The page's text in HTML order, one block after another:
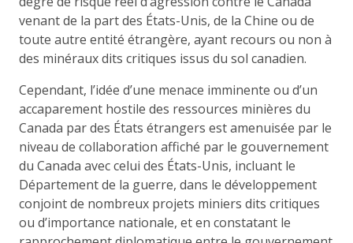
venant de la part des États-Unis, de la Chine ou de
toute autre entité étrangère, ayant recours ou non à
des minéraux dits critiques issus du sol canadien.
Cependant, l’idée d’une menace imminente ou d’un
accaparement hostile des ressources minières du
Canada par des États étrangers est amenuisée par le
niveau de collaboration affiché par le gouvernement
du Canada avec celui des États-Unis, incluant le
Département de la guerre, dans le développement
conjoint de nombreux projets miniers dits critiques
ou d’importance nationale, et en constatant le